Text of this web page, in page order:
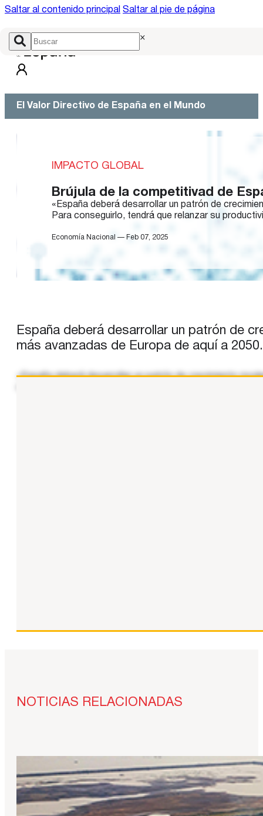
Saltar al contenido principal Saltar al pie de página
×
El Valor Directivo de España en el Mundo
IMPACTO GLOBAL
Brújula de la competitivad de
«España deberá desarrollar un patrón de
Para conseguirlo, tendrá que relanzar su
Economía Nacional — Feb 07, 2025
España deberá desarrollar un patrón de
más avanzadas de Europa de aquí a 2050.
«España deberá desarrollar un patrón de crecimiento
NOTICIAS RELACIONADAS